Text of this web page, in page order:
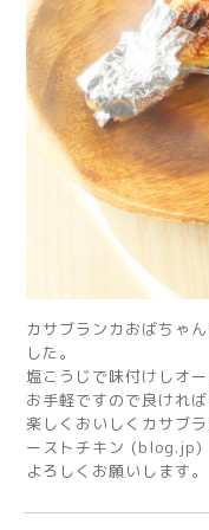
カサブランカおばちゃ
した。
塩こうじで味付けしオ
お手軽ですので良ければ
楽しくおいしくカサブ
ーストチキン (blog.jp)
よろしくお願いします。